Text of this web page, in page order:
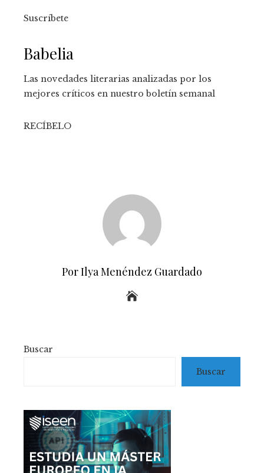
Suscríbete
Babelia
Las novedades literarias analizadas por los
mejores críticos en nuestro boletín semanal
RECÍBELO
Por Ilya Menéndez Guardado
Buscar
Buscar